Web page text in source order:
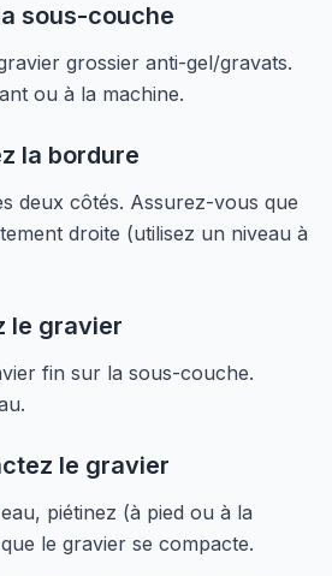
sous-couche
grossier anti-gel/gravats.
ou à la machine.
la bordure
deux côtés. Assurez-vous que
droite (utilisez un niveau à
le gravier
fin sur la sous-couche.
le gravier
piétinez (à pied ou à la
le gravier se compacte.